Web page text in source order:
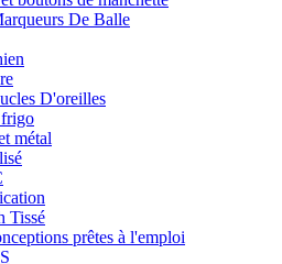
De Balle
D'oreilles
métal
Tissé
prêtes à l'emploi